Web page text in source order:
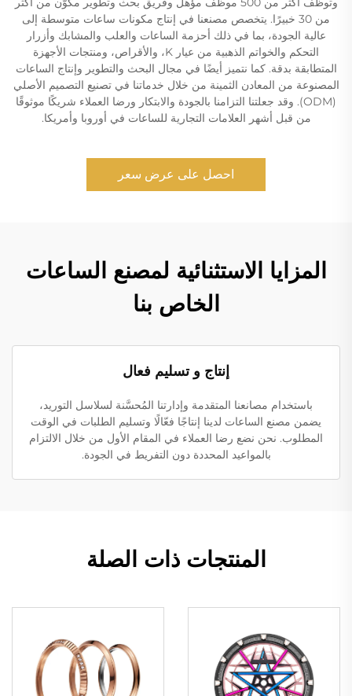
من 30 خبيرًا. يتخصص مصنعنا في إنتاج مكونات ساعات متوسطة إلى
عالية الجودة، بما في ذلك أحزمة الساعات والعلب والمشابك وأزرار
التحكم والخواتم الذهبية من عيار K، والأقراص، ومنتجات الأجهزة
المتطابقة بدقة. كما نتميز أيضًا في مجال البحث والتطوير وإنتاج الساعات
المصنوعة من المعادن الثمينة من خلال خدماتنا في تصنيع التصميم الأصلي
(ODM). وقد جعلتنا التزامنا بالجودة والابتكار ورضا العملاء شريكًا موثوقًا
من قبل أشهر العلامات التجارية للساعات في أوروبا وأمريكا.
احصل على عرض سعر
المزايا الاستثنائية لمصنع الساعات
الخاص بنا
إنتاج و تسليم فعال
باستخدام مصانعنا المتقدمة وإدارتنا المُحسَّنة لسلاسل التوريد،
يضمن مصنع الساعات لدينا إنتاجًا فعّالًا وتسليم الطلبات في الوقت
المطلوب. نحن نضع رضا العملاء في المقام الأول من خلال الالتزام
بالمواعيد المحددة دون التفريط في الجودة.
المنتجات ذات الصلة